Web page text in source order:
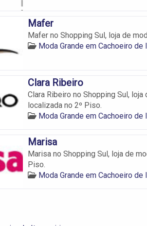
Mafer
Mafer no Shopping Sul, loja de
Moda Grande em Cachoeiro de
Clara Ribeiro
Clara Ribeiro no Shopping Sul,
localizada no 2º Piso.
Moda Grande em Cachoeiro de
Marisa
Marisa no Shopping Sul, loja de
Piso.
Moda Grande em Cachoeiro de